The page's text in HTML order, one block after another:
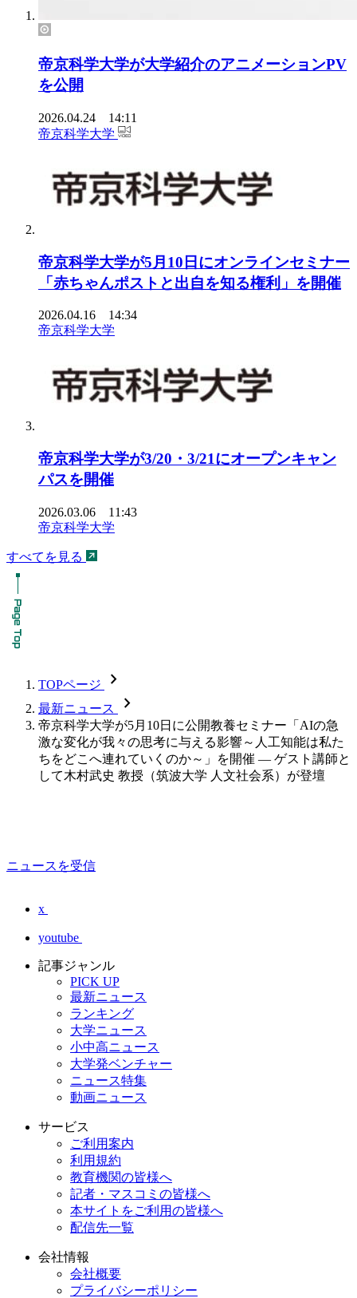
帝京科学大学が大学紹介のアニメーションPV
を公開
2026.04.24 14:11
帝京科学大学
帝京科学大学が5月10日にオンラインセミナー
「赤ちゃんポストと出自を知る権利」を開催
2026.04.16 14:34
帝京科学大学
帝京科学大学が3/20・3/21にオープンキャン
パスを開催
2026.03.06 11:43
帝京科学大学
すべてを見る
TOPページ chevron_forward
最新ニュース chevron_forward
帝京科学大学が5月10日に公開教養セミナー「AIの急
激な変化が我々の思考に与える影響～人工知能は私た
ちをどこへ連れていくのか～」を開催 ― ゲスト講師と
して木村武史 教授（筑波大学 人文社会系）が登壇
ニュースを受信
x
youtube
記事ジャンル
PICK UP
最新ニュース
ランキング
大学ニュース
小中高ニュース
大学発ベンチャー
ニュース特集
動画ニュース
サービス
ご利用案内
利用規約
教育機関の皆様へ
記者・マスコミの皆様へ
本サイトをご利用の皆様へ
配信先一覧
会社情報
会社概要
プライバシーポリシー